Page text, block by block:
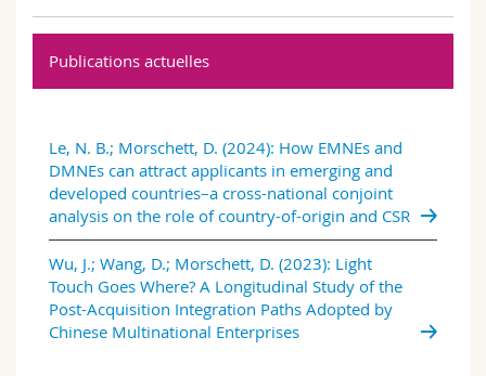
Publications actuelles
Le, N. B.; Morschett, D. (2024): How EMNEs and
DMNEs can attract applicants in emerging and
developed countries–a cross-national conjoint
analysis on the role of country-of-origin and CSR
Wu, J.; Wang, D.; Morschett, D. (2023): Light
Touch Goes Where? A Longitudinal Study of the
Post-Acquisition Integration Paths Adopted by
Chinese Multinational Enterprises